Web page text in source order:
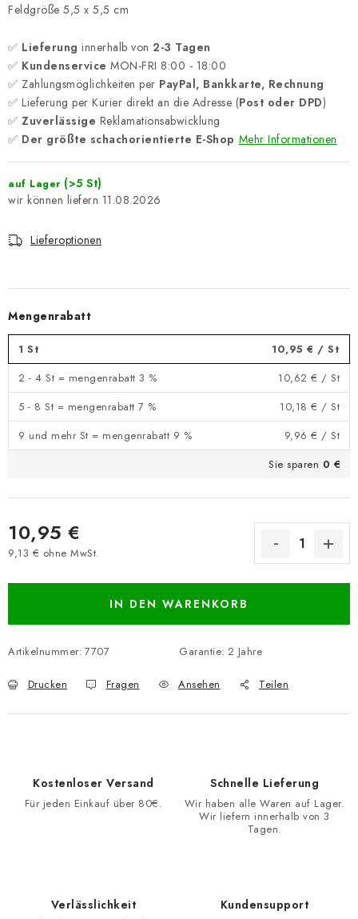
Feldgröße 5,5 x 5,5 cm
✅ Lieferung innerhalb von 2-3 Tagen
✅ Kundenservice MON-FRI 8:00 - 18:00
✅ Zahlungsmöglichkeiten per PayPal, Bankkarte, Rechnung
✅ Lieferung per Kurier direkt an die Adresse (Post oder DPD)
✅ Zuverlässige Reklamationsabwicklung
✅ Der größte schachorientierte E-Shop Mehr Informationen
auf Lager (>5 St)
11.08.2026
Lieferoptionen
Mengenrabatt
1 St 10,95 € / St
2 - 4 St = mengenrabatt 3 %
10,62 € / St
5 - 8 St = mengenrabatt 7 %
10,18 € / St
9 und mehr St = mengenrabatt 9 %
9,96 € / St
Sie sparen 0 €
10,95 €
9,13 € ohne MwSt.
IN DEN WARENKORB
Artikelnummer: 7707 Garantie: 2 Jahre
Drucken Fragen Ansehen Teilen
Kostenloser Versand
Für jeden Einkauf über 80€.
Schnelle Lieferung
Wir haben alle Waren auf Lager.
Wir liefern innerhalb von 3
Tagen.
Verlässlichkeit Kundensupport